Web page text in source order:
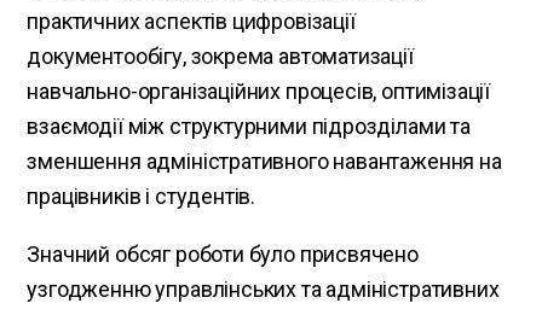
практичних аспектів цифровізації
документообігу, зокрема автоматизації
навчально-організаційних процесів, оптимізації
взаємодії між структурними підрозділами та
зменшення адміністративного навантаження на
працівників і студентів.
Значний обсяг роботи було присвячено
узгодженню управлінських та адміністративних